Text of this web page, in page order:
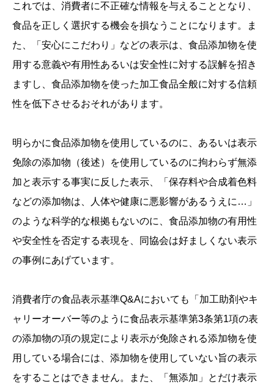
これでは、消費者に不正確な情報を与えることとなり、
食品を正しく選択する機会を損なうことになります。ま
た、「安心にこだわり」などの表示は、食品添加物を使
用する意義や有用性あるいは安全性に対する誤解を招き
ますし、食品添加物を使った加工食品全般に対する信頼
性を低下させるおそれがあります。
明らかに食品添加物を使用しているのに、あるいは表示
免除の添加物（後述）を使用しているのに拘わらず無添
加と表示する事実に反した表示、「保存料や合成着色料
などの添加物は、人体や健康に悪影響があるうえに…」
のような科学的な根拠もないのに、食品添加物の有用性
や安全性を否定する表現を、同協会は好ましくない表示
の事例にあげています。
消費者庁の食品表示基準Q&Aにおいても「加工助剤やキ
ャリーオーバー等のように食品表示基準第3条第1項の表
の添加物の項の規定により表示が免除される添加物を使
用している場合には、添加物を使用していない旨の表示
をすることはできません。また、「無添加」とだけ表示